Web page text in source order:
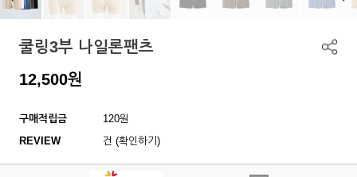
쿨링3부 나일론팬츠
12,500원
구매적립금
120원
REVIEW
건 (확인하기)